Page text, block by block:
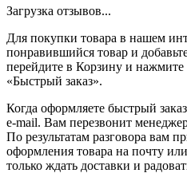
Загрузка отзывов...
Для покупки товара в нашем
понравившийся товар и
перейдите в Корзину и
«Быстрый заказ».
Когда оформляете быстрый
e-mail. Вам перезвонит
По результатам разговора вам
оформления товара на почту
только ждать доставки и